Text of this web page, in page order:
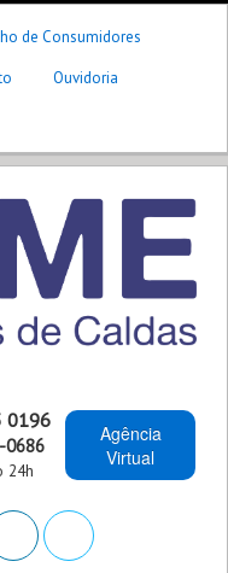
de Consumidores
Ouvidoria
0196
0686
24h
Agência
Virtual